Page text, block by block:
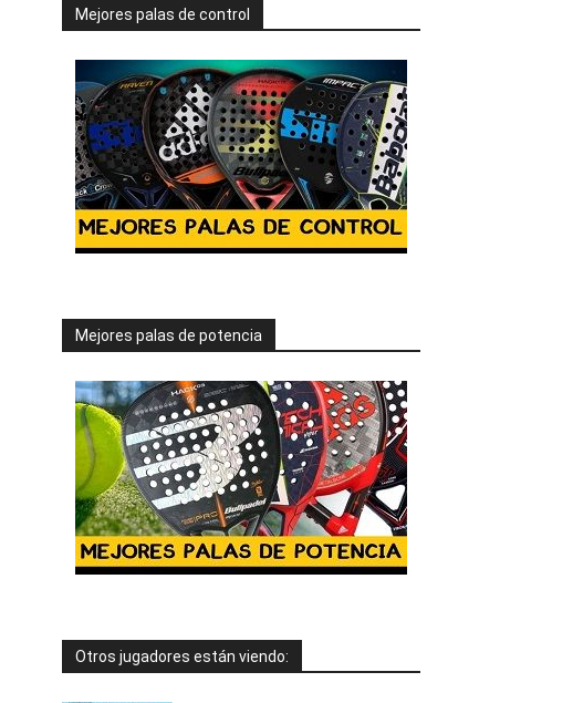
Mejores palas de control
Mejores palas de potencia
Otros jugadores están viendo: